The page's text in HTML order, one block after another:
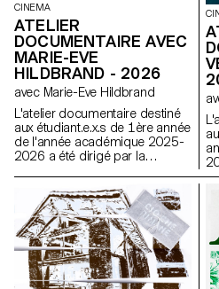
CINEMA
ATELIER
DOCUMENTAIRE AVEC
MARIE-EVE
HILDBRAND - 2026
avec Marie-Eve Hildbrand
L'atelier documentaire destiné
aux étudiant.e.x.s de 1ère année
de l'année académique 2025-
2026 a été dirigé par la